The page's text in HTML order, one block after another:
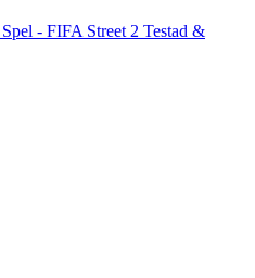
- FIFA Street 2 Testad &